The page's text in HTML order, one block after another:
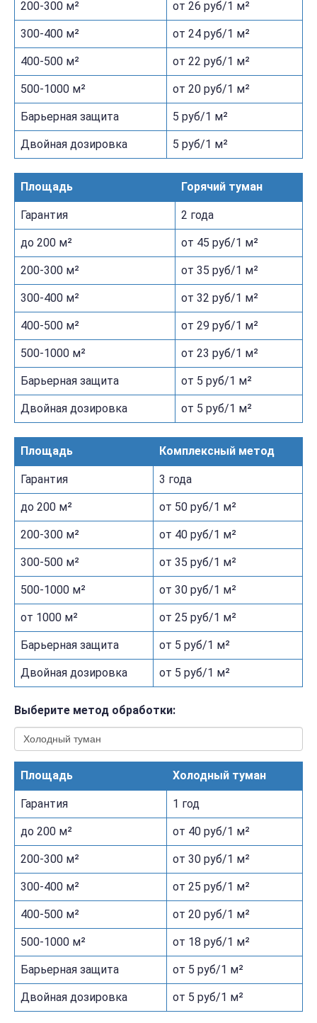
200-300 м² от 26 руб/1 м²
300-400 м² от 24 руб/1 м²
400-500 м² от 22 руб/1 м²
500-1000 м² от 20 руб/1 м²
Барьерная защита 5 руб/1 м²
Двойная дозировка 5 руб/1 м²
Площадь Горячий туман
Гарантия 2 года
до 200 м² от 45 руб/1 м²
200-300 м² от 35 руб/1 м²
300-400 м² от 32 руб/1 м²
400-500 м² от 29 руб/1 м²
500-1000 м² от 23 руб/1 м²
Барьерная защита от 5 руб/1 м²
Двойная дозировка от 5 руб/1 м²
Площадь Комплексный метод
Гарантия 3 года
до 200 м² от 50 руб/1 м²
200-300 м² от 40 руб/1 м²
300-500 м² от 35 руб/1 м²
500-1000 м² от 30 руб/1 м²
от 1000 м² от 25 руб/1 м²
Барьерная защита от 5 руб/1 м²
Двойная дозировка от 5 руб/1 м²
Выберите метод обработки:
Площадь Холодный туман
Гарантия 1 год
до 200 м² от 40 руб/1 м²
200-300 м² от 30 руб/1 м²
300-400 м² от 25 руб/1 м²
400-500 м² от 20 руб/1 м²
500-1000 м² от 18 руб/1 м²
Барьерная защита от 5 руб/1 м²
Двойная дозировка от 5 руб/1 м²